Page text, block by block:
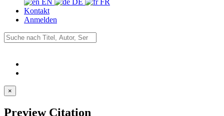
EN
DE
FR
Kontakt
Anmelden
×
Preview Citation